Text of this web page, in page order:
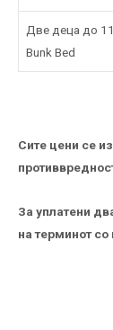
Две деца до
Bunk Bed
Сите цени се
За уплатени
на терминот